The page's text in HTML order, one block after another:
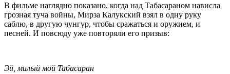
В фильме наглядно показано, когда над Табасараном нависла
грозная туча войны, Мирза Калукский взял в одну руку
саблю, в другую чунгур, чтобы сражаться и оружием, и
песней. И повсюду уже повторяли его призыв:
Эй, милый мой Табасаран